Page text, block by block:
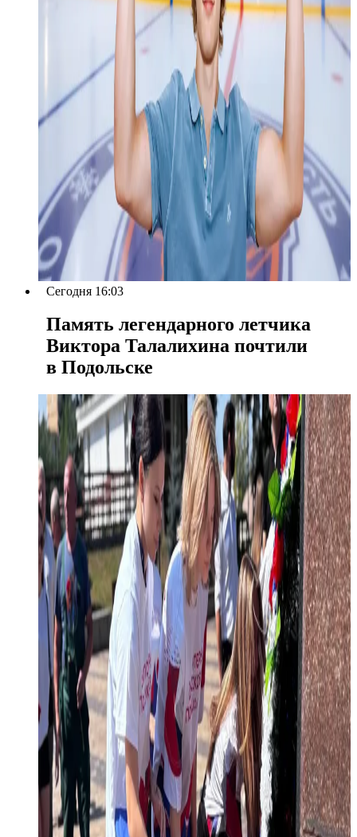
Сегодня 16:03
Память легендарного летчика
Виктора Талалихина почтили
в Подольске